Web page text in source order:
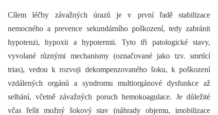
Cílem léčby závažných úrazů je v první řadě stabilizace
nemocného a prevence sekundárního poškození, tedy zabránit
hypotenzi, hypoxii a hypotermii. Tyto tři patologické stavy,
vyvolané různými mechanismy (označované jako tzv. smrtící
trias), vedou k rozvoji dekompenzovaného šoku, k poškození
vzdálených orgánů a syndromu multiorgánové dysfunkce až
selhání, včetně závažných poruch hemokoagulace. Je důležité
včas řešit možný šokový stav (náhrady objemu, imobilizace